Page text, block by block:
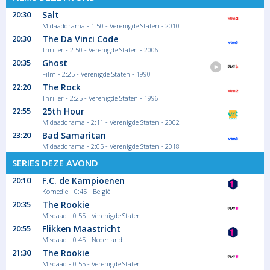
20:30 Salt
Midaaddrama - 1:50 - Verenigde Staten - 2010
20:30 The Da Vinci Code
Thriller - 2:50 - Verenigde Staten - 2006
20:35 Ghost
Film - 2:25 - Verenigde Staten - 1990
22:20 The Rock
Thriller - 2:25 - Verenigde Staten - 1996
22:55 25th Hour
Midaaddrama - 2:11 - Verenigde Staten - 2002
23:20 Bad Samaritan
Midaaddrama - 2:05 - Verenigde Staten - 2018
SERIES DEZE AVOND
20:10 F.C. de Kampioenen
Komedie - 0:45 - België
20:35 The Rookie
Misdaad - 0:55 - Verenigde Staten
20:55 Flikken Maastricht
Misdaad - 0:45 - Nederland
21:30 The Rookie
Misdaad - 0:55 - Verenigde Staten